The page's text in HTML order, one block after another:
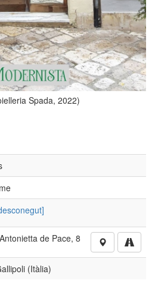
Spada, 2022)
de Pace, 8
(Itàlia)